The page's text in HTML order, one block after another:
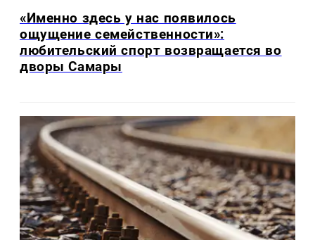
«Именно здесь у нас появилось
ощущение семейственности»:
любительский спорт возвращается во
дворы Самары